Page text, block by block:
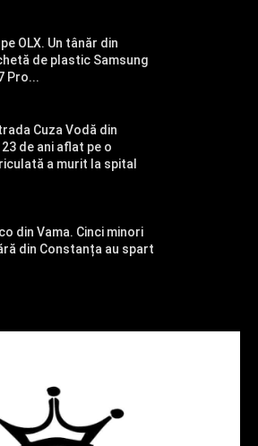
OLX. Un tânăr din
de plastic Samsung
Pro...
Cuza Vodă din
de ani aflat pe o
a murit la spital
din Vama. Cinci minori
din Constanța au spart